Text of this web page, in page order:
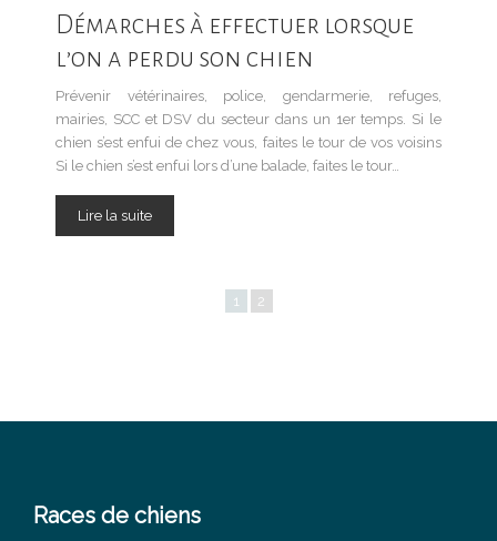
Démarches à effectuer lorsque
l’on a perdu son chien
Prévenir vétérinaires, police, gendarmerie, refuges,
mairies, SCC et DSV du secteur dans un 1er temps. Si le
chien s’est enfui de chez vous, faites le tour de vos voisins
Si le chien s’est enfui lors d’une balade, faites le tour…
Lire la suite
1 2
Races de chiens